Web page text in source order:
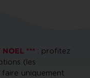
*** : profitez
(les
uniquement